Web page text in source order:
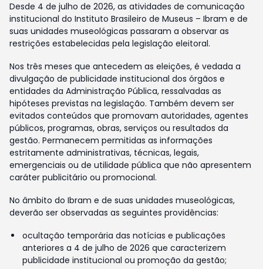
Desde 4 de julho de 2026, as atividades de comunicação
institucional do Instituto Brasileiro de Museus – Ibram e de
suas unidades museológicas passaram a observar as
restrições estabelecidas pela legislação eleitoral.
Nos três meses que antecedem as eleições, é vedada a
divulgação de publicidade institucional dos órgãos e
entidades da Administração Pública, ressalvadas as
hipóteses previstas na legislação. Também devem ser
evitados conteúdos que promovam autoridades, agentes
públicos, programas, obras, serviços ou resultados da
gestão. Permanecem permitidas as informações
estritamente administrativas, técnicas, legais,
emergenciais ou de utilidade pública que não apresentem
caráter publicitário ou promocional.
No âmbito do Ibram e de suas unidades museológicas,
deverão ser observadas as seguintes providências:
ocultação temporária das notícias e publicações
anteriores a 4 de julho de 2026 que caracterizem
publicidade institucional ou promoção da gestão;